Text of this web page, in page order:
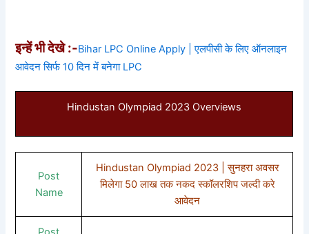
इन्हें भी देखे :-Bihar LPC Online Apply | एलपीसी के लिए ऑनलाइन
आवेदन सिर्फ 10 दिन में बनेगा LPC
Hindustan Olympiad 2023 Overviews
Post
Name
Hindustan Olympiad 2023 | सुनहरा अवसर
मिलेगा 50 लाख तक नकद स्कॉलरशिप जल्दी करे
आवेदन